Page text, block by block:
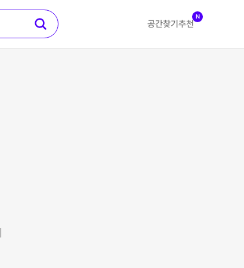
공간찾기 추천
N